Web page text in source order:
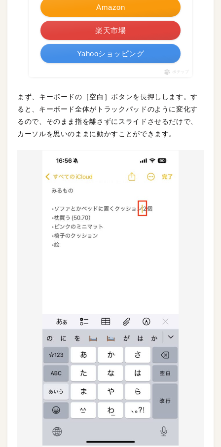
Amazon
楽天市場
Yahooショッピング
ポチップ
まず、キーボードの［空白］ボタンを長押しします。す
ると、キーボード全体がトラックパッドのように変化す
るので、そのまま指を離さずにスライドさせるだけで、
カーソルを思いのままに動かすことができます。